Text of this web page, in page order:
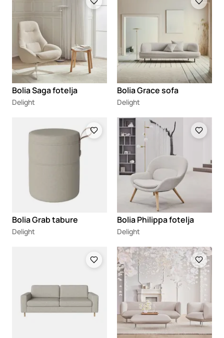
Bolia Saga fotelja
Delight
Bolia Grace sofa
Delight
Bolia Grab tabure
Delight
Loading
Bolia Philippa fotelja
Delight
Loading